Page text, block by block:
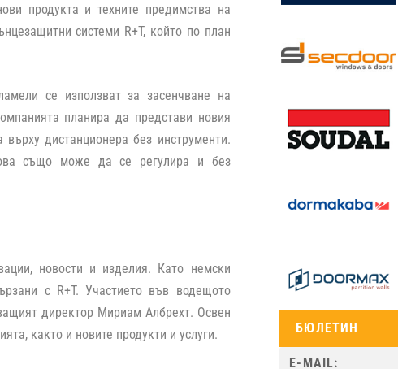
продукта и техните предимства на
системи R+T, който по план
се използват за засенчване на
планира да представи новия
дистанционера без инструменти.
също може да се регулира и без
новости и изделия. Като немски
с R+T. Участието във водещото
директор Мириам Албрехт. Освен
както и новите продукти и услуги.
БЮЛЕТИН